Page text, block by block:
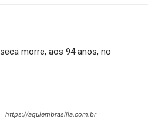
morre, aos 94 anos, no
https://aquiembrasilia.com.br